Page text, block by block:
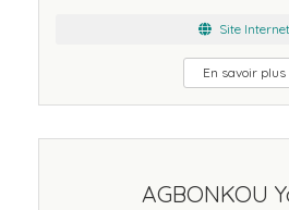
Site Internet
En savoir plus
AGBONKOU